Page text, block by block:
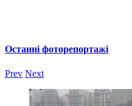
Останні фоторепортажі
Prev Next